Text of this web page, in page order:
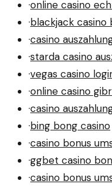
·online casino
·blackjack casino
·casino
·starda casino
·vegas casino
·online casino
·casino
·bing bong casino
·casino bonus
·ggbet casino
·casino bonus